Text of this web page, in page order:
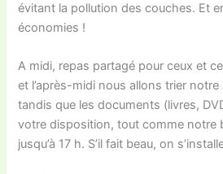
évitant la pollution des couches. Et
économies !
A midi, repas partagé pour ceux et
et l’après-midi nous allons trier
tandis que les documents (livres,
votre disposition, tout comme notre
jusqu’à 17 h. S’il fait beau, on